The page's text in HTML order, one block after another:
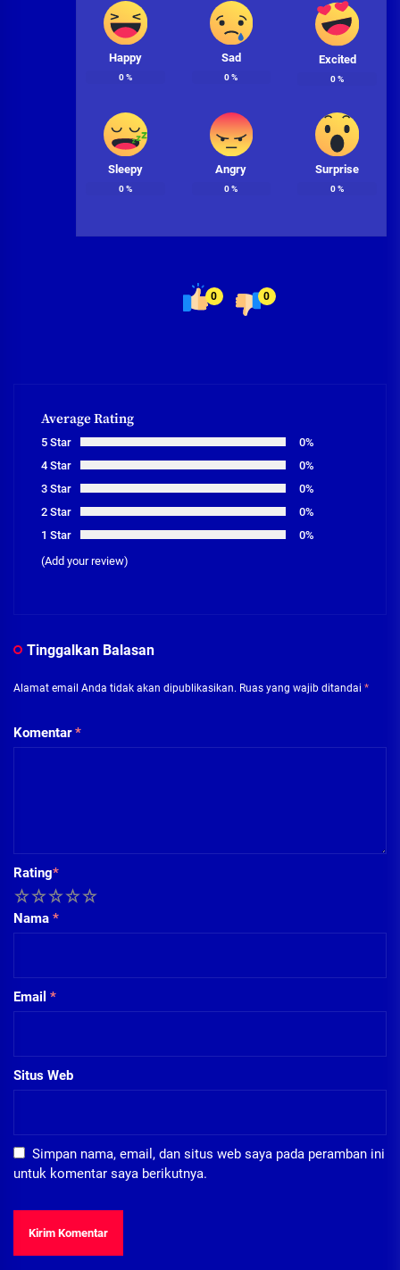
Happy
0%
Sad
0%
Excited
0%
Sleepy
0%
Angry
0%
Surprise
0%
0 0
Average Rating
5 Star
0%
4 Star
0%
3 Star
0%
2 Star
0%
1 Star
0%
(Add your review)
Tinggalkan Balasan
Alamat email Anda tidak akan dipublikasikan. Ruas yang wajib ditandai *
Komentar*
Rating*
5
4
3
2
Nama *
Email *
Situs Web
Simpan nama, email, dan situs web saya pada peramban ini
untuk komentar saya berikutnya.